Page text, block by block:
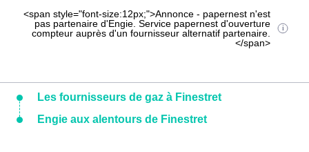
<span style="font-size:12px;">Annonce - papernest n'est
pas partenaire d'Engie. Service papernest d'ouverture
compteur auprès d'un fournisseur alternatif partenaire.
</span>
Les fournisseurs de gaz à Finestret
Engie aux alentours de Finestret